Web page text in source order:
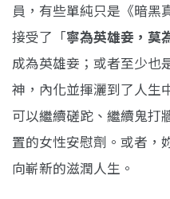
員，有些單純只是《暗黑
接受了「寧為英雄妾，莫
成為英雄妾；或者至少也
神，內化並揮灑到了人生
可以繼續磋跎、繼續鬼打
置的女性安慰劑。或者，
向嶄新的滋潤人生。